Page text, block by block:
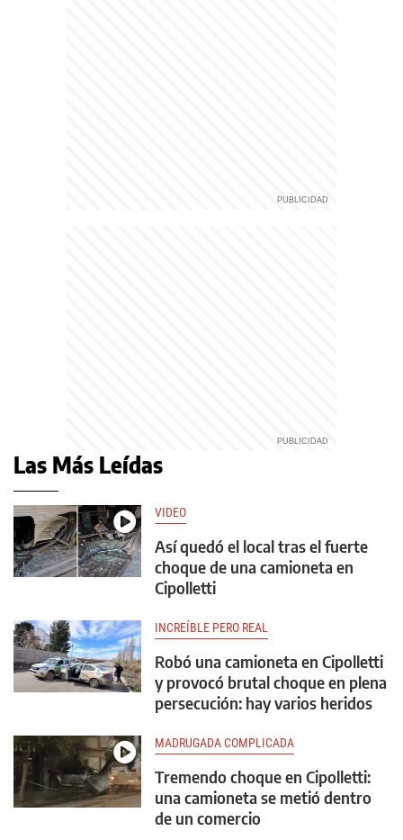
Las Más Leídas
VIDEO
Así quedó el local tras el fuerte
choque de una camioneta en
Cipolletti
INCREÍBLE PERO REAL
Robó una camioneta en Cipolletti
y provocó brutal choque en plena
persecución: hay varios heridos
MADRUGADA COMPLICADA
Tremendo choque en Cipolletti:
una camioneta se metió dentro
de un comercio